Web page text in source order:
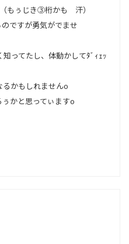
もぅじき③桁かも 汗）
ですが勇気がでませ
ってたし、体動かしてﾀﾞｨｪｯ
るかもしれませんo
かと思ってぃますo